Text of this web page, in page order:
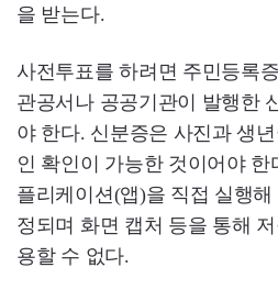
을 받는다.
사전투표를 하려면 주민등록
관공서나 공공기관이 발행한
야 한다. 신분증은 사진과 생
인 확인이 가능한 것이어야 한
플리케이션(앱)을 직접 실행
정되며 화면 캡처 등을 통해
용할 수 없다.